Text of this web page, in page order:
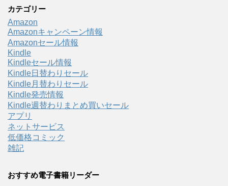
カテゴリー
Amazon
Amazonキャンペーン情報
Amazonセール情報
Kindle
Kindleセール情報
Kindle日替わりセール
Kindle月替わりセール
Kindle発売情報
Kindle週替わりまとめ買いセール
アプリ
ネットサービス
低価格コミック
雑記
おすすめ電子書籍リーダー